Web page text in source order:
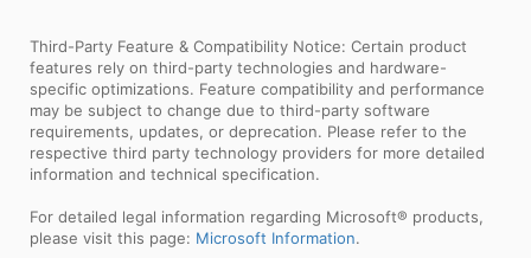
Third-Party Feature & Compatibility Notice: Certain product
features rely on third-party technologies and hardware-
specific optimizations. Feature compatibility and performance
may be subject to change due to third-party software
requirements, updates, or deprecation. Please refer to the
respective third party technology providers for more detailed
information and technical specification.
For detailed legal information regarding Microsoft® products,
please visit this page: Microsoft Information.